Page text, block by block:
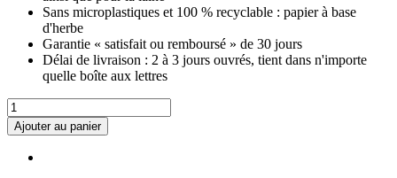
Sans microplastiques et 100 % recyclable : papier à base
d'herbe
Garantie « satisfait ou remboursé » de 30 jours
Délai de livraison : 2 à 3 jours ouvrés, tient dans n'importe
quelle boîte aux lettres
Ajouter au panier